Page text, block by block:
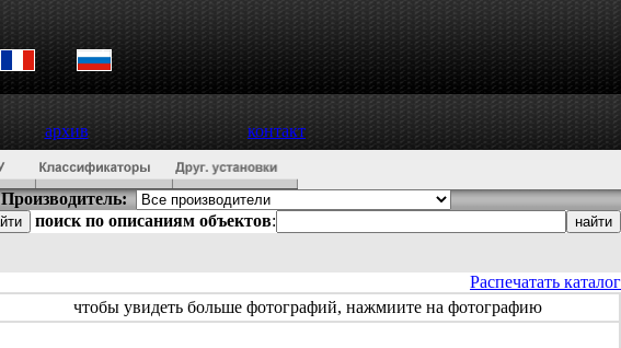
архив контакт
Производитель:
поиск по описаниям объектов:
Распечатать каталог
чтобы увидеть больше фотографий, нажмиите на фотографию